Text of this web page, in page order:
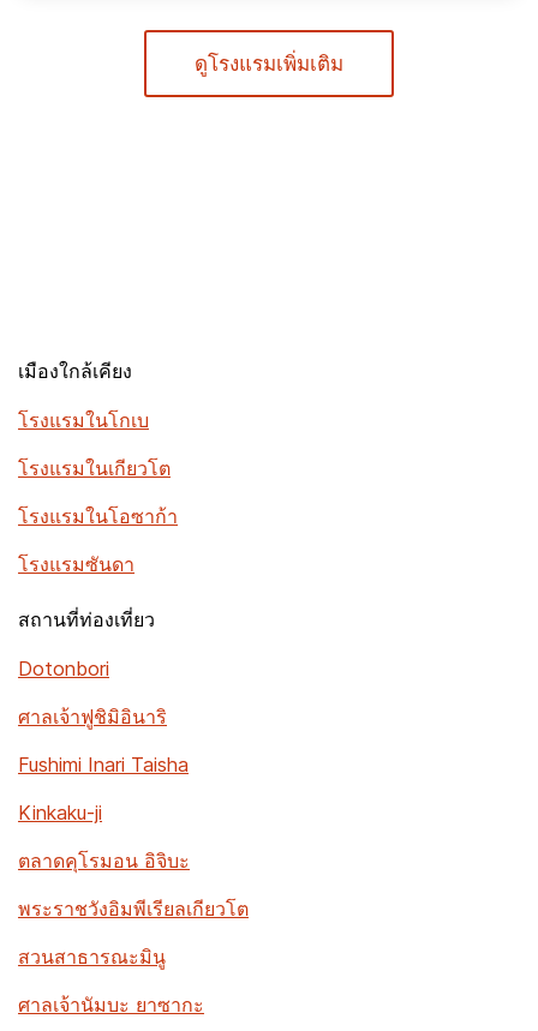
ดูโรงแรมเพิ่มเติม
เมืองใกล้เคียง
โรงแรมในโกเบ
โรงแรมในเกียวโต
โรงแรมในโอซาก้า
โรงแรมซันดา
สถานที่ท่องเที่ยว
Dotonbori
ศาลเจ้าฟูชิมิอินาริ
Fushimi Inari Taisha
Kinkaku-ji
ตลาดคุโรมอน อิจิบะ
พระราชวังอิมพีเรียลเกียวโต
สวนสาธารณะมินู
ศาลเจ้านัมบะ ยาซากะ